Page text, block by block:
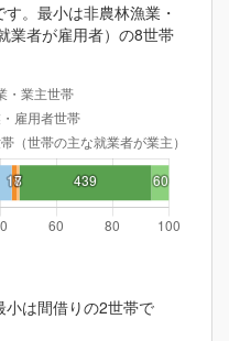
。最小は非農林漁業・
業者が雇用者）の8世帯
は間借りの2世帯で